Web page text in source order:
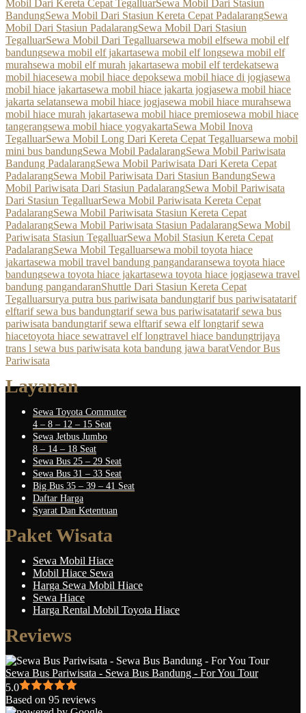
Mobil Dari Kereta Cepat TegalluarSewa Mobil Dari Stasiun
BandungSewa Mobil Dari Stasiun Kereta Cepat PadalarangSewa
Mobil Dari Stasiun PadalarangSewa Mobil Dari Stasiun
TegalluarSewa Mobil Dari Tegalluarsewa mobil elfsewa mobil elf
bandungsewa mobil elf jakartasewa mobil elf longsewa mobil elf
murahsewa mobil elf murah jakartasewa mobil elf terdekatsewa
mobil hiacesewa mobil hiace depoksewa mobil hiace di jogjasewa
mobil hiace jakartasewa mobil hiace jakarta jogjasewa mobil hiace
jakarta selatansewa mobil hiace jogjasewa mobil hiace murahsewa
mobil hiace murah jakartasewa mobil hiace premiosewa mobil hiace
tangerangsewa mobil hiace yogyakartaSewa Mobil Inova
TegalluarSewa Mobil Long Dari Kereta Cepat Tegalluarsewa mobil
mini bus bandungSewa Mobil PadalarangSewa Mobil Pariwisata
Bandung PadalarangSewa Mobil Pariwisata Dari Kereta Cepat
PadalarangSewa Mobil Pariwisata Dari Stasiun BandungSewa
Mobil Pariwisata Dari Stasiun PadalarangSewa Mobil Pariwisata
Dari Stasiun TegalluarSewa Mobil Pariwisata Kereta Cepat
PadalarangSewa Mobil Pariwisata Stasiun Kereta Cepat
PadalarangSewa Mobil Pariwisata Stasiun PadalarangSewa Mobil
Pariwisata Stasiun TegalluarSewa Mobil Stasiun Kereta Cepat
PadalarangSewa Mobil Tegalluarsewa mobil toyota hiace
jakartasewa mobil travel bandung pangandaransewa toyota hiace
bandungsewa toyota hiace jakartasewa toyota hiace jogjasewa travel
bandung pangandaranShuttle Dari Stasiun Kereta Cepat
Tegalluarsurya putra bus pariwisata bandungtarif bus pariwisatatarif
elftarif sewa bus bandungtarif sewa bus pariwisatatarif sewa bus
pariwisata bandungtarif sewa elftarif sewa elf longtarif sewa
hiacetoyota hiace sewatravel elf longtravel hiace bandungtrijaya
trans l sewa bus pariwisata kota bandung jawa baratVendor Bus
Pariwisata
Layanan
Sewa Toyota Commuter
4 – 8 – 12 – 15 Seat
Sewa Jetbus Jumbo
8 – 14 – 18 Seat
Sewa Bus 25 – 29 Seat
Sewa Bus 31 – 33 Seat
Big Bus 35 – 39 – 41 Seat
Daftar Harga
Syarat Dan Ketentuan
Paket Wisata
Sewa Mobil Hiace
Mobil Hiace Sewa
Harga Sewa Mobil Hiace
Sewa Hiace
Harga Rental Mobil Toyota Hiace
Reviews
Sewa Bus Pariwisata - Sewa Bus Bandung - For You Tour
5.0
Based on 95 reviews